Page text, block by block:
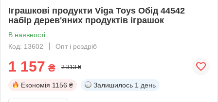
Іграшкові продукти Viga Toys Обід 44542
набір дерев'яних продуктів іграшок
В наявності
Код: 13602
Опт і роздріб
1 157 ₴ 2 313 ₴
Економія 1156 ₴ Залишилось 1 день